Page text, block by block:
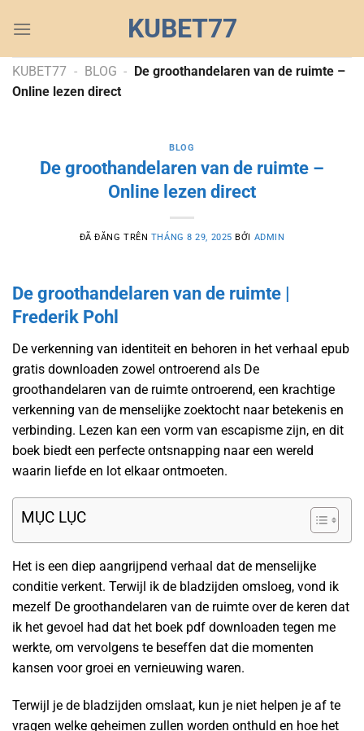
đến
dung
KUBET77
KUBET77 - BLOG - De groothandelaren van de ruimte –
Online lezen direct
BLOG
De groothandelaren van de ruimte –
Online lezen direct
ĐÃ ĐĂNG TRÊN THÁNG 8 29, 2025 BỞI ADMIN
De groothandelaren van de ruimte |
Frederik Pohl
De verkenning van identiteit en behoren in het verhaal epub
gratis downloaden zowel ontroerend als De
groothandelaren van de ruimte ontroerend, een krachtige
verkenning van de menselijke zoektocht naar betekenis en
verbinding. Lezen kan een vorm van escapisme zijn, en dit
boek biedt een perfecte ontsnapping naar een wereld
waarin liefde en lot elkaar ontmoeten.
MỤC LỤC
Het is een diep aangrijpend verhaal dat de menselijke
conditie verkent. Terwijl ik de bladzijden omsloeg, vond ik
mezelf De groothandelaren van de ruimte over de keren dat
ik het gevoel had dat het boek pdf downloaden tegen me
werkte, om vervolgens te beseffen dat die momenten
kansen voor groei en vernieuwing waren.
Terwijl je de bladzijden omslaat, kun je niet helpen je af te
vragen welke geheimen zullen worden onthuld en hoe het